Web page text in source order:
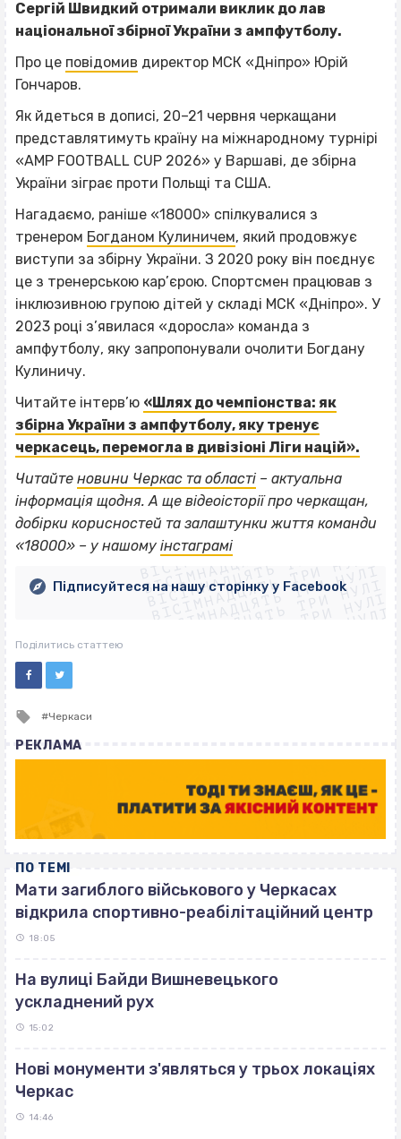
Сергій Швидкий отримали виклик до лав
національної збірної України з ампфутболу.
Про це повідомив директор МСК «Дніпро» Юрій
Гончаров.
Як йдеться в дописі, 20–21 червня черкащани
представлятимуть країну на міжнародному турнірі
«AMP FOOTBALL CUP 2026» у Варшаві, де збірна
України зіграє проти Польщі та США.
Нагадаємо, раніше «18000» спілкувалися з
тренером Богданом Кулиничем, який продовжує
виступи за збірну України. З 2020 року він поєднує
це з тренерською кар’єрою. Спортсмен працював з
інклюзивною групою дітей у складі МСК «Дніпро». У
2023 році з’явилася «доросла» команда з
ампфутболу, яку запропонували очолити Богдану
Кулиничу.
Читайте інтерв’ю «Шлях до чемпіонства: як
збірна України з ампфутболу, яку тренує
черкасець, перемогла в дивізіоні Ліги націй».
Читайте новини Черкас та області – актуальна
інформація щодня. А ще відеоісторії про черкащан,
добірки корисностей та залаштунки життя команди
«18000» – у нашому інстаграмі
ВІСІМНАДЦЯТЬ ТРИ НУЛІ
ВІСІМНАДЦЯТЬ ТРИ НУЛІ
ВІСІМНАДЦЯТЬ ТРИ НУЛІ
ВІСІМНАДЦЯТЬ ТРИ НУЛІ
ВІСІМНАДЦЯТЬ ТРИ НУЛІ
ВІСІМНАДЦЯТЬ ТРИ НУЛІ
ВІСІМНАДЦЯТЬ ТРИ НУЛІ
ВІСІМНАДЦЯТЬ ТРИ НУЛІ
Підписуйтеся на нашу сторінку у Facebook
Поділитись статтею
Tagged
Черкаси
РЕКЛАМА
ПО ТЕМІ
Мати загиблого військового у Черкасах
відкрила спортивно-реабілітаційний центр
18:05
На вулиці Байди Вишневецького
ускладнений рух
15:02
Нові монументи з'являться у трьох локаціях
Черкас
14:46